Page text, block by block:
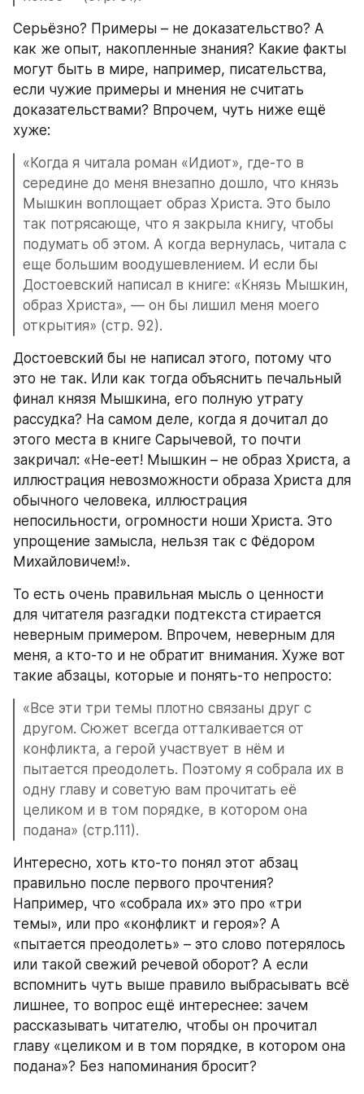
Серьёзно? Примеры – не доказательство? А
как же опыт, накопленные знания? Какие факты
могут быть в мире, например, писательства,
если чужие примеры и мнения не считать
доказательствами? Впрочем, чуть ниже ещё
хуже:
«Когда я читала роман «Идиот», где-то в
середине до меня внезапно дошло, что князь
Мышкин воплощает образ Христа. Это было
так потрясающе, что я закрыла книгу, чтобы
подумать об этом. А когда вернулась, читала с
еще большим воодушевлением. И если бы
Достоевский написал в книге: «Князь Мышкин,
образ Христа», — он бы лишил меня моего
открытия» (стр. 92).
Достоевский бы не написал этого, потому что
это не так. Или как тогда объяснить печальный
финал князя Мышкина, его полную утрату
рассудка? На самом деле, когда я дочитал до
этого места в книге Сарычевой, то почти
закричал: «Не-еет! Мышкин – не образ Христа, а
иллюстрация невозможности образа Христа для
обычного человека, иллюстрация
непосильности, огромности ноши Христа. Это
упрощение замысла, нельзя так с Фёдором
Михайловичем!».
То есть очень правильная мысль о ценности
для читателя разгадки подтекста стирается
неверным примером. Впрочем, неверным для
меня, а кто-то и не обратит внимания. Хуже вот
такие абзацы, которые и понять-то непросто:
«Все эти три темы плотно связаны друг с
другом. Сюжет всегда отталкивается от
конфликта, а герой участвует в нём и
пытается преодолеть. Поэтому я собрала их в
одну главу и советую вам прочитать её
целиком и в том порядке, в котором она
подана» (стр.111).
Интересно, хоть кто-то понял этот абзац
правильно после первого прочтения?
Например, что «собрала их» это про «три
темы», или про «конфликт и героя»? А
«пытается преодолеть» – это слово потерялось
или такой свежий речевой оборот? А если
вспомнить чуть выше правило выбрасывать всё
лишнее, то вопрос ещё интереснее: зачем
рассказывать читателю, чтобы он прочитал
главу «целиком и в том порядке, в котором она
подана»? Без напоминания бросит?